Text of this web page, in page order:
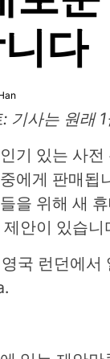
다
기사는 원래
기 있는 사
에게 판매됩
을 위해 새
안이 있습니
국 런던에